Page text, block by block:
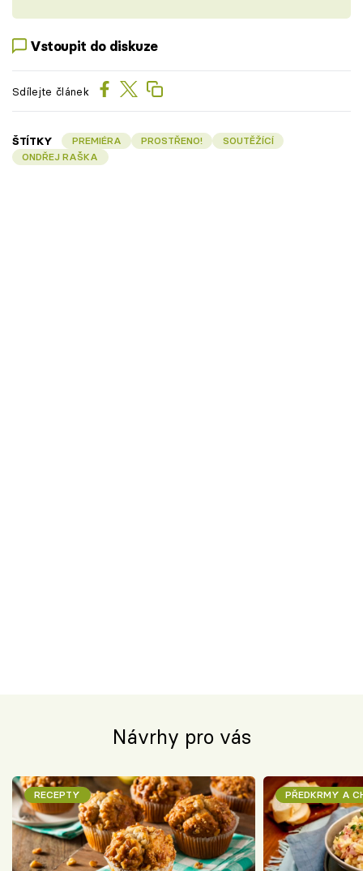
Vstoupit do diskuze
Sdílejte článek
ŠTÍTKY PREMIÉRA PROSTŘENO!
SOUTĚŽÍCÍ
ONDŘEJ RAŠKA
Návrhy pro vás
RECEPTY PŘEDKRMY A